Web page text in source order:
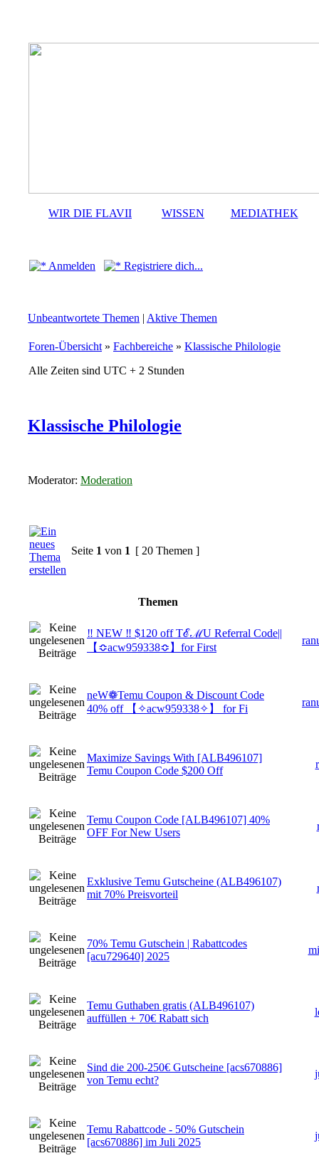
WIR DIE FLAVII WISSEN MEDIATHEK
Anmelden Registriere dich...
Unbeantwortete Themen | Aktive Themen
Foren-Übersicht » Fachbereiche » Klassische Philologie
Alle Zeiten sind UTC + 2 Stunden
Klassische Philologie
Moderator: Moderation
Seite 1 von 1 [ 20 Themen ]
Themen
‼ NEW ‼ $120 off TℰℳU Referral Code||
【≎acw959338≎】for First
neW❁Temu Coupon & Discount Code
40% off 【✧acw959338✧】 for Fi
Maximize Savings With [ALB496107]
Temu Coupon Code $200 Off
Temu Coupon Code [ALB496107] 40%
OFF For New Users
Exklusive Temu Gutscheine (ALB496107)
mit 70% Preisvorteil
70% Temu Gutschein | Rabattcodes
[acu729640] 2025
Temu Guthaben gratis (ALB496107)
auffüllen + 70€ Rabatt sich
Sind die 200-250€ Gutscheine [acs670886]
von Temu echt?
Temu Rabattcode - 50% Gutschein
[acs670886] im Juli 2025